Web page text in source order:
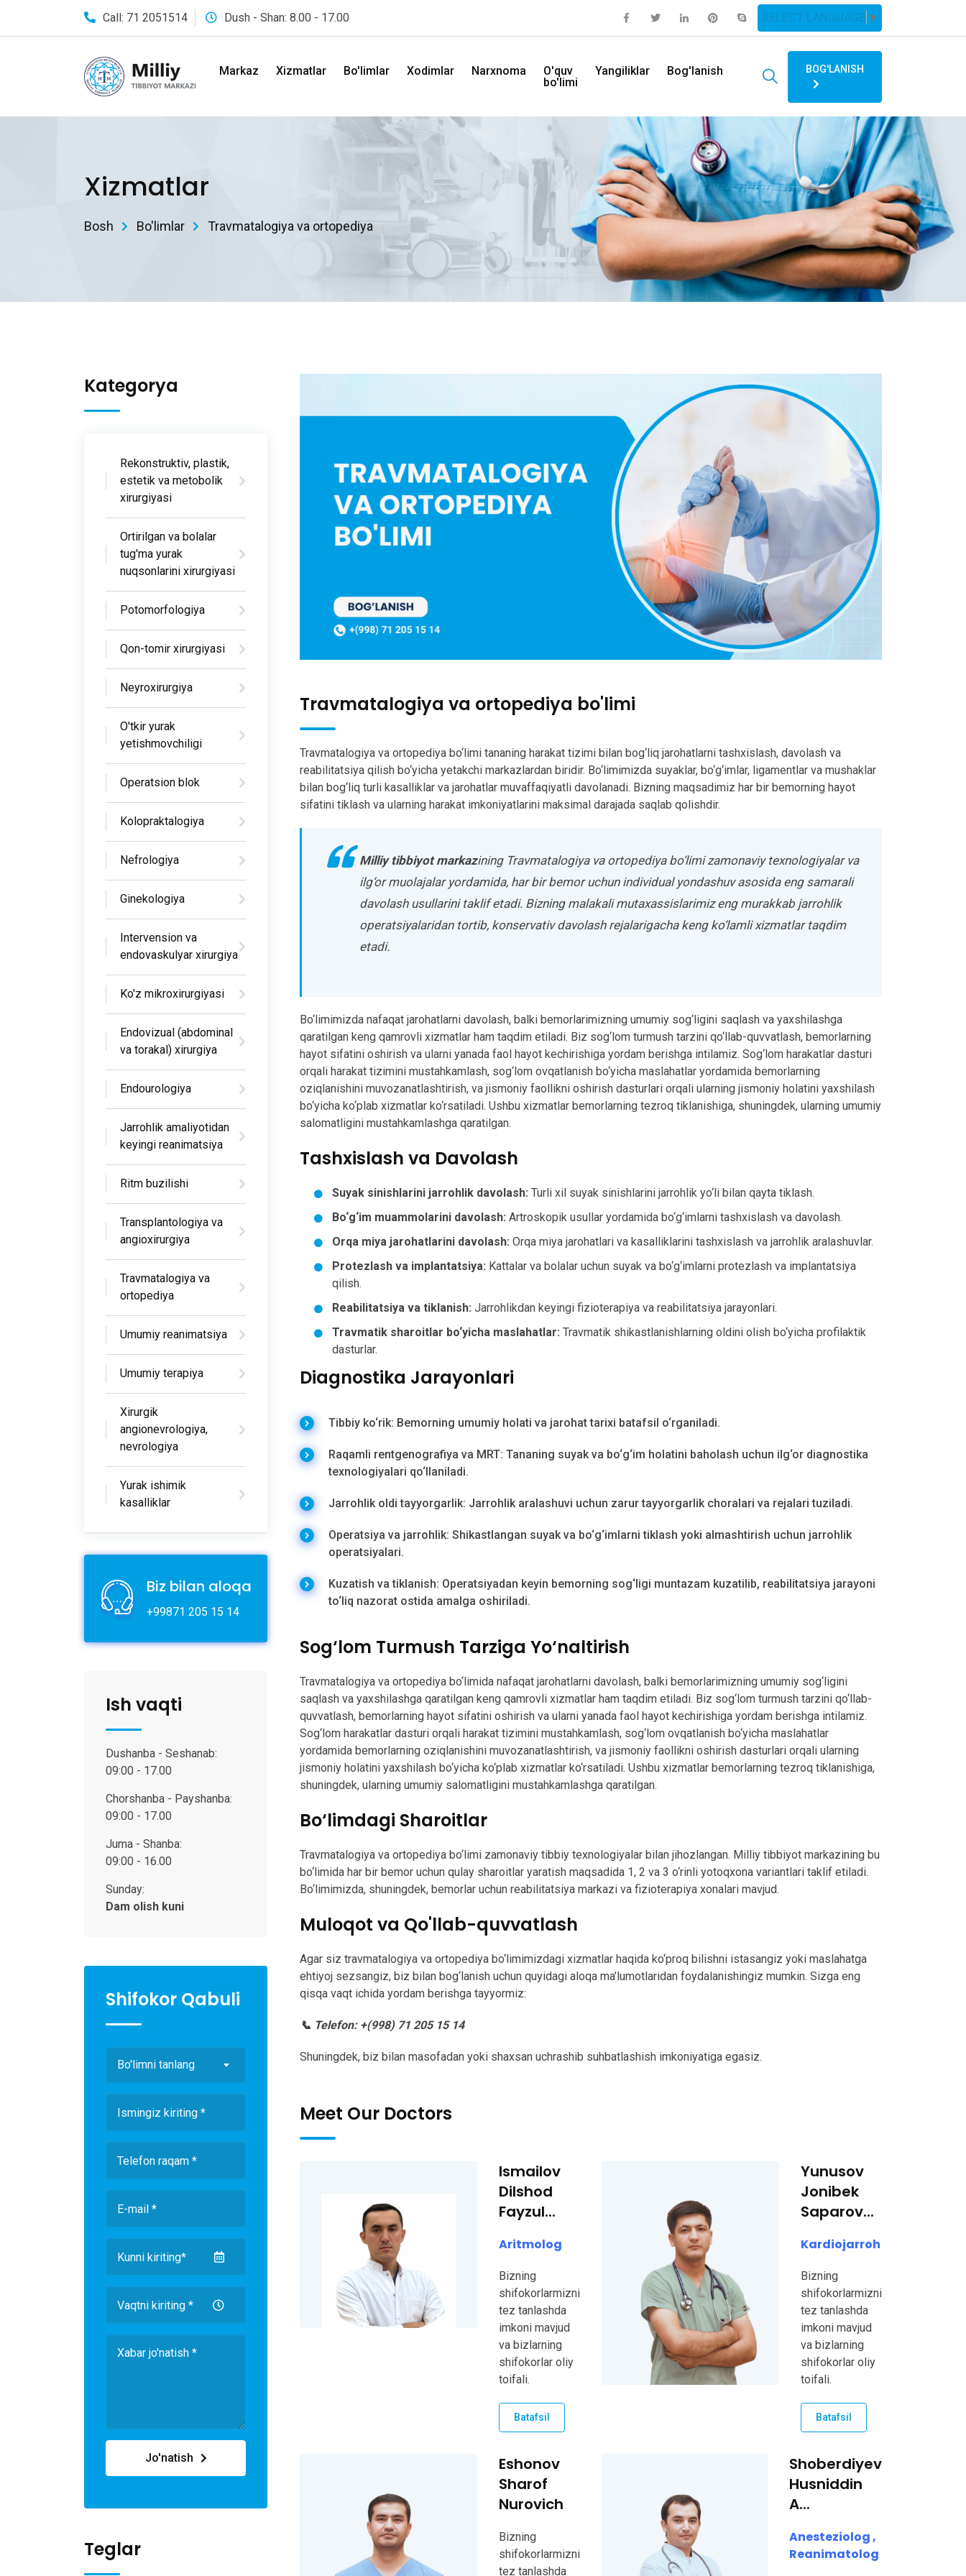
Call: 71 2051514 Dush - Shan: 8.00 - 17.00 SELECT LANGUAGE ▼
Markaz Xizmatlar Bo'limlar Xodimlar Narxnoma
O'quv
bo'limi
Yangiliklar Bog'lanish BOG'LANISH
Xizmatlar
Bosh Bo'limlar Travmatalogiya va ortopediya
Kategorya
Rekonstruktiv, plastik,
estetik va metobolik
xirurgiyasi
Ortirilgan va bolalar
tug'ma yurak
nuqsonlarini xirurgiyasi
Potomorfologiya
Qon-tomir xirurgiyasi
Neyroxirurgiya
O'tkir yurak
yetishmovchiligi
Operatsion blok
Kolopraktalogiya
Nefrologiya
Ginekologiya
Intervension va
endovaskulyar xirurgiya
Ko'z mikroxirurgiyasi
Endovizual (abdominal
va torakal) xirurgiya
Endourologiya
Jarrohlik amaliyotidan
keyingi reanimatsiya
Ritm buzilishi
Transplantologiya va
angioxirurgiya
Travmatalogiya va
ortopediya
Umumiy reanimatsiya
Umumiy terapiya
Xirurgik
angionevrologiya,
nevrologiya
Yurak ishimik
kasalliklar
Travmatalogiya va ortopediya bo'limi
Travmatalogiya va ortopediya bo‘limi tananing harakat tizimi bilan bog‘liq jarohatlarni tashxislash, davolash va
reabilitatsiya qilish bo‘yicha yetakchi markazlardan biridir. Bo‘limimizda suyaklar, bo‘g‘imlar, ligamentlar va mushaklar
bilan bog‘liq turli kasalliklar va jarohatlar muvaffaqiyatli davolanadi. Bizning maqsadimiz har bir bemorning hayot
sifatini tiklash va ularning harakat imkoniyatlarini maksimal darajada saqlab qolishdir.
Milliy tibbiyot markazining Travmatalogiya va ortopediya bo‘limi zamonaviy texnologiyalar va
ilg‘or muolajalar yordamida, har bir bemor uchun individual yondashuv asosida eng samarali
davolash usullarini taklif etadi. Bizning malakali mutaxassislarimiz eng murakkab jarrohlik
operatsiyalaridan tortib, konservativ davolash rejalarigacha keng ko‘lamli xizmatlar taqdim
etadi.
Bo‘limimizda nafaqat jarohatlarni davolash, balki bemorlarimizning umumiy sog‘ligini saqlash va yaxshilashga
qaratilgan keng qamrovli xizmatlar ham taqdim etiladi. Biz sog‘lom turmush tarzini qo‘llab-quvvatlash, bemorlarning
hayot sifatini oshirish va ularni yanada faol hayot kechirishiga yordam berishga intilamiz. Sog‘lom harakatlar dasturi
orqali harakat tizimini mustahkamlash, sog‘lom ovqatlanish bo‘yicha maslahatlar yordamida bemorlarning
oziqlanishini muvozanatlashtirish, va jismoniy faollikni oshirish dasturlari orqali ularning jismoniy holatini yaxshilash
bo‘yicha ko‘plab xizmatlar ko‘rsatiladi. Ushbu xizmatlar bemorlarning tezroq tiklanishiga, shuningdek, ularning umumiy
salomatligini mustahkamlashga qaratilgan.
Tashxislash va Davolash
Suyak sinishlarini jarrohlik davolash: Turli xil suyak sinishlarini jarrohlik yo‘li bilan qayta tiklash.
Bo‘g‘im muammolarini davolash: Artroskopik usullar yordamida bo‘g‘imlarni tashxislash va davolash.
Orqa miya jarohatlarini davolash: Orqa miya jarohatlari va kasalliklarini tashxislash va jarrohlik aralashuvlar.
Protezlash va implantatsiya: Kattalar va bolalar uchun suyak va bo‘g‘imlarni protezlash va implantatsiya
qilish.
Reabilitatsiya va tiklanish: Jarrohlikdan keyingi fizioterapiya va reabilitatsiya jarayonlari.
Travmatik sharoitlar bo‘yicha maslahatlar: Travmatik shikastlanishlarning oldini olish bo‘yicha profilaktik
dasturlar.
Diagnostika Jarayonlari
Tibbiy ko‘rik: Bemorning umumiy holati va jarohat tarixi batafsil o‘rganiladi.
Raqamli rentgenografiya va MRT: Tananing suyak va bo‘g‘im holatini baholash uchun ilg‘or diagnostika
texnologiyalari qo‘llaniladi.
Jarrohlik oldi tayyorgarlik: Jarrohlik aralashuvi uchun zarur tayyorgarlik choralari va rejalari tuziladi.
Operatsiya va jarrohlik: Shikastlangan suyak va bo‘g‘imlarni tiklash yoki almashtirish uchun jarrohlik
operatsiyalari.
Kuzatish va tiklanish: Operatsiyadan keyin bemorning sog‘ligi muntazam kuzatilib, reabilitatsiya jarayoni
to‘liq nazorat ostida amalga oshiriladi.
Sog‘lom Turmush Tarziga Yo‘naltirish
Travmatalogiya va ortopediya bo‘limida nafaqat jarohatlarni davolash, balki bemorlarimizning umumiy sog‘ligini
saqlash va yaxshilashga qaratilgan keng qamrovli xizmatlar ham taqdim etiladi. Biz sog‘lom turmush tarzini qo‘llab-
quvvatlash, bemorlarning hayot sifatini oshirish va ularni yanada faol hayot kechirishiga yordam berishga intilamiz.
Sog‘lom harakatlar dasturi orqali harakat tizimini mustahkamlash, sog‘lom ovqatlanish bo‘yicha maslahatlar
yordamida bemorlarning oziqlanishini muvozanatlashtirish, va jismoniy faollikni oshirish dasturlari orqali ularning
jismoniy holatini yaxshilash bo‘yicha ko‘plab xizmatlar ko‘rsatiladi. Ushbu xizmatlar bemorlarning tezroq tiklanishiga,
shuningdek, ularning umumiy salomatligini mustahkamlashga qaratilgan.
Bo‘limdagi Sharoitlar
Travmatalogiya va ortopediya bo‘limi zamonaviy tibbiy texnologiyalar bilan jihozlangan. Milliy tibbiyot markazining bu
bo‘limida har bir bemor uchun qulay sharoitlar yaratish maqsadida 1, 2 va 3 o‘rinli yotoqxona variantlari taklif etiladi.
Bo‘limimizda, shuningdek, bemorlar uchun reabilitatsiya markazi va fizioterapiya xonalari mavjud.
Muloqot va Qo'llab-quvvatlash
Agar siz travmatalogiya va ortopediya bo‘limimizdagi xizmatlar haqida ko‘proq bilishni istasangiz yoki maslahatga
ehtiyoj sezsangiz, biz bilan bog‘lanish uchun quyidagi aloqa ma’lumotlaridan foydalanishingiz mumkin. Sizga eng
qisqa vaqt ichida yordam berishga tayyormiz:
📞 Telefon: +(998) 71 205 15 14
Shuningdek, biz bilan masofadan yoki shaxsan uchrashib suhbatlashish imkoniyatiga egasiz.
Meet Our Doctors
Ismailov
Dilshod
Fayzul...
Aritmolog
Bizning
shifokorlarmizni
tez tanlashda
imkoni mavjud
va bizlarning
shifokorlar oliy
toifali.
Batafsil
Yunusov
Jonibek
Saparov...
Kardiojarroh
Bizning
shifokorlarmizni
tez tanlashda
imkoni mavjud
va bizlarning
shifokorlar oliy
toifali.
Batafsil
Eshonov
Sharof
Nurovich
Bizning
shifokorlarmizni
tez tanlashda
Shoberdiyev
Husniddin
A...
Anesteziolog ,
Reanimatolog
Biz bilan aloqa
+99871 205 15 14
Ish vaqti
Dushanba - Seshanab:
09:00 - 17.00
Chorshanba - Payshanba:
09:00 - 17.00
Juma - Shanba:
09:00 - 16.00
Sunday:
Dam olish kuni
Shifokor Qabuli
Bo'limni tanlang
Jo'natish
Teglar